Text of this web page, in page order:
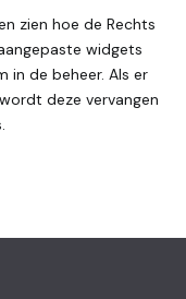
zien hoe de Rechts
widgets
in de beheer. Als er
deze vervangen